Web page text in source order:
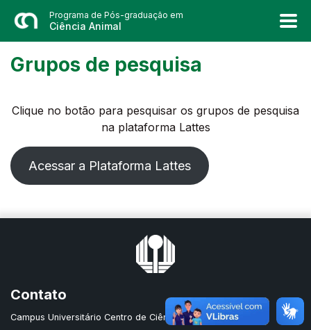
Programa de Pós-graduação em
Ciência Animal
Grupos de pesquisa
Clique no botão para pesquisar os grupos de pesquisa
na plataforma Lattes
Acessar a Plataforma Lattes
Contato
Campus Universitário Centro de Ciências Agrárias